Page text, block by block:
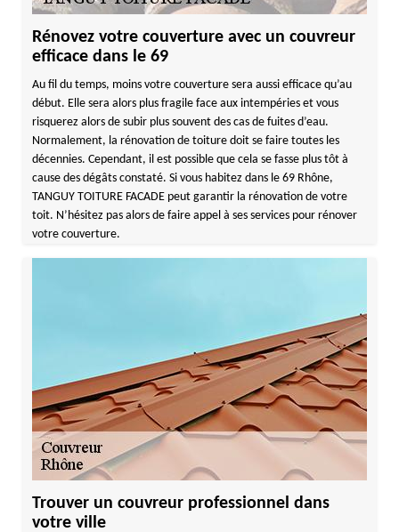
Rénovez votre couverture avec un couvreur
efficace dans le 69
Au fil du temps, moins votre couverture sera aussi efficace qu’au
début. Elle sera alors plus fragile face aux intempéries et vous
risquerez alors de subir plus souvent des cas de fuites d’eau.
Normalement, la rénovation de toiture doit se faire toutes les
décennies. Cependant, il est possible que cela se fasse plus tôt à
cause des dégâts constaté. Si vous habitez dans le 69 Rhône,
TANGUY TOITURE FACADE peut garantir la rénovation de votre
toit. N’hésitez pas alors de faire appel à ses services pour rénover
votre couverture.
Trouver un couvreur professionnel dans
votre ville